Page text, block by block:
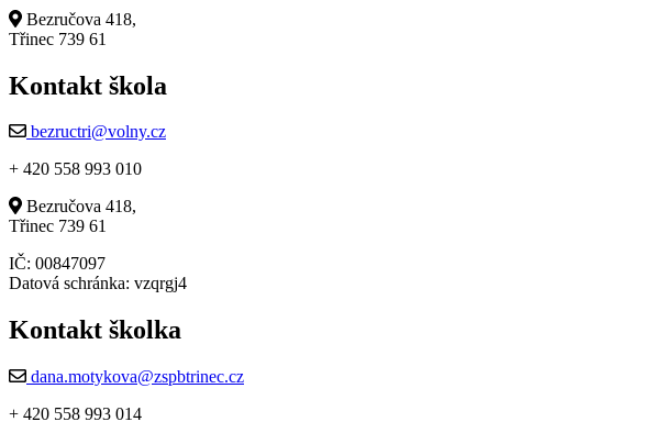
Bezručova 418,
Třinec 739 61
Kontakt škola
bezructri@volny.cz
+ 420 558 993 010
Bezručova 418,
Třinec 739 61
IČ: 00847097
Datová schránka: vzqrgj4
Kontakt školka
dana.motykova@zspbtrinec.cz
+ 420 558 993 014